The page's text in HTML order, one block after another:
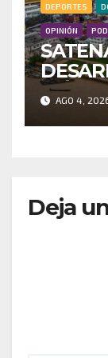
DEPORTES
OPINIÓN
MÁS
AGO 4,
Deja